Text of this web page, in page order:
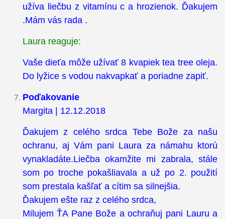
užíva liečbu z vitamínu c a hrozienok. Ďakujem
.Mám vás rada .
Laura reaguje:
Vaše dieťa môže užívať 8 kvapiek tea tree oleja.
Do lyžice s vodou nakvapkať a poriadne zapiť.
Poďakovanie
Margita | 12.12.2018
Ďakujem z celého srdca Tebe Bože za našu
ochranu, aj Vám pani Laura za námahu ktorú
vynakladáte.Liečba okamžite mi zabrala, stále
som po troche pokašliavala a už po 2. použití
som prestala kašľať a cítim sa silnejšia.
Ďakujem ešte raz z celého srdca,
Milujem ŤA Pane Bože a ochraňuj pani Lauru a